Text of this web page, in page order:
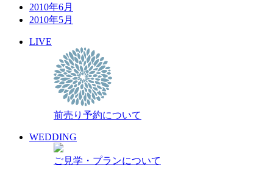
2010年6月
2010年5月
LIVE
前売り予約について
WEDDING
ご見学・プランについて